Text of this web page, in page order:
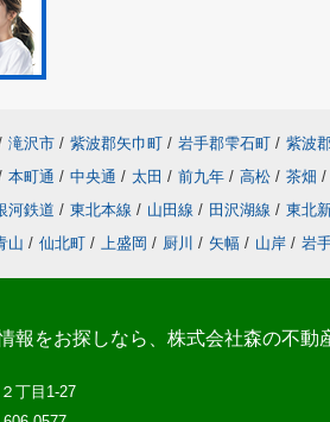
滝沢市 / 紫波郡矢巾町 / 岩手郡雫石町 / 紫波
本町通 / 中央通 / 太田 / 前九年 / 高松 / 茶畑 /
河鉄道 / 東北本線 / 山田線 / 田沢湖線 / 東北
山 / 仙北町 / 上盛岡 / 厨川 / 矢幅 / 山岸 / 岩
報をお探しなら、株式会社森の不動
丁目1-27